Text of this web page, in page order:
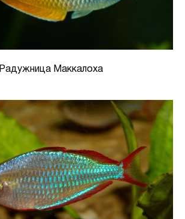
Радужница Маккалоха